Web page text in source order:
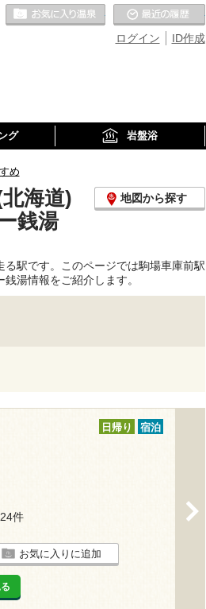
ID作成
ログイン
お気に入りの温泉
グ 岩盤浴
め
海道)
銭湯
地図から探す
駅です。このページでは駒場車庫前駅
湯情報をご紹介します。
日帰り 宿泊
件
お気に入りに追加